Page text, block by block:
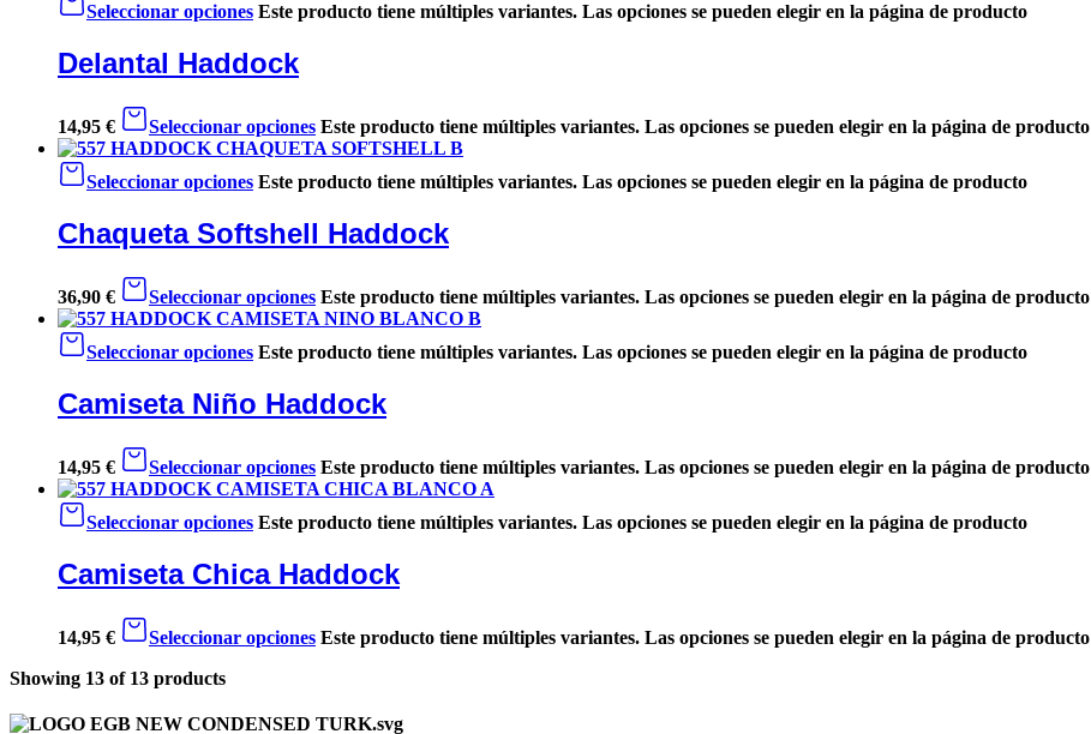
Seleccionar opciones Este producto tiene múltiples variantes. Las opciones se pueden elegir en la página de producto
Delantal Haddock
14,95 € Seleccionar opciones Este producto tiene múltiples variantes. Las opciones se pueden elegir en la página de producto
Seleccionar opciones Este producto tiene múltiples variantes. Las opciones se pueden elegir en la página de producto
Chaqueta Softshell Haddock
36,90 € Seleccionar opciones Este producto tiene múltiples variantes. Las opciones se pueden elegir en la página de producto
Seleccionar opciones Este producto tiene múltiples variantes. Las opciones se pueden elegir en la página de producto
Camiseta Niño Haddock
14,95 € Seleccionar opciones Este producto tiene múltiples variantes. Las opciones se pueden elegir en la página de producto
Seleccionar opciones Este producto tiene múltiples variantes. Las opciones se pueden elegir en la página de producto
Camiseta Chica Haddock
14,95 € Seleccionar opciones Este producto tiene múltiples variantes. Las opciones se pueden elegir en la página de producto
Showing 13 of 13 products